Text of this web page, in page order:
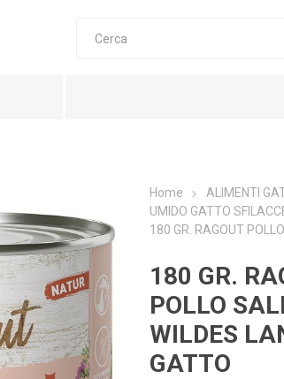
Home ALIMENTI
UMIDO GATTO
180 GR. RAGOUT
180 GR.
POLLO
WILDES
GATTO